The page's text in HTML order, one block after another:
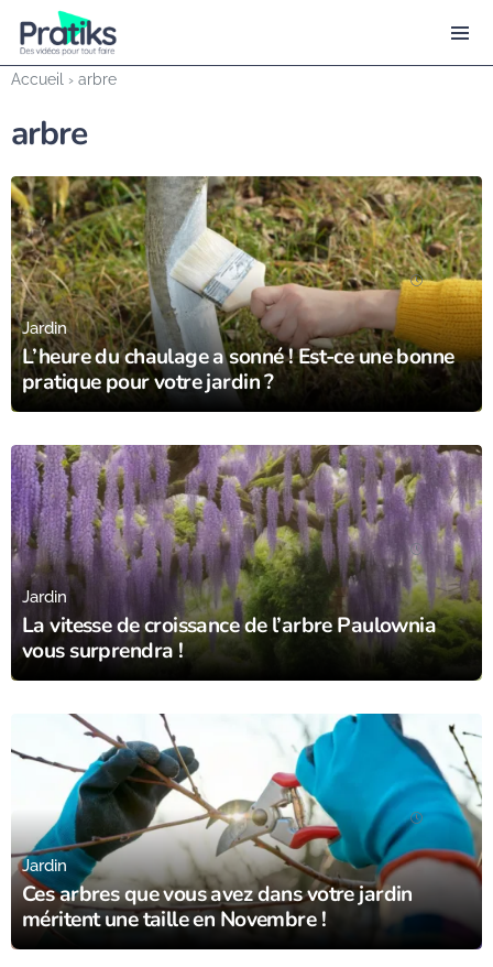
Accueil › arbre
arbre
L’heure du chaulage a sonné ! Est-ce une bonne
pratique pour votre jardin ?
Jardin
15/11/23
La vitesse de croissance de l’arbre Paulownia
vous surprendra !
Jardin
12/11/23
Ces arbres que vous avez dans votre jardin
méritent une taille en Novembre !
Jardin
12/11/23